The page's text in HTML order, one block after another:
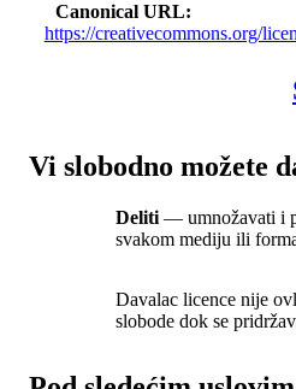
Canonical URL
https://creativecommons.org/
Vi slobodno možete
Deliti — umnožavati i
svakom mediju ili
Davalac licence nije
slobode dok se